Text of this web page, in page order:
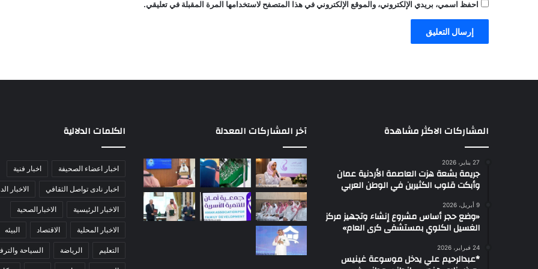
احفظ اسمي، بريدي الإلكتروني، والموقع الإلكتروني في هذا المتصفح لاستخدامها المرة المقبلة في تعليقي.
المشاركات الاكثر مشاهدة
27 يناير، 2026
جريمة بشعة هزت العاصمة الأردنية عمان
وأبكت قلوب الكثيرين في الوطن العربي
9 أبريل، 2026
«وضع حجر أساس مشروع إنشاء وتجهيز مركز
الغسيل الكلوي بمستشفى كرى العام»
24 فبراير، 2026
*عبدالرحيم علي يدخل موسوعة غينيس
آخر المشاركات المعدلة الكلمات الدلالية
اخبار اعضاء الصحيفة اخبار فنية
اخبار نادى تواصل الثقافي الاخبار
الاخبار الرئيسية الاخبارالصحية
الاخبار المحلية الاقتصاد البيئه
التعليم الرياضة السياحة